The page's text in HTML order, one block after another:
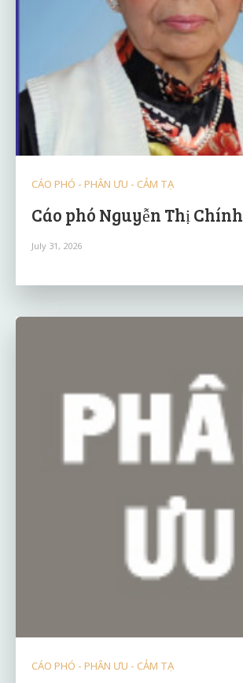
CÁO PHÓ - PHÂN ƯU - CẢM TẠ
Cáo phó Nguyễn Thị Chính
July 31, 2026
CÁO PHÓ - PHÂN ƯU - CẢM TẠ